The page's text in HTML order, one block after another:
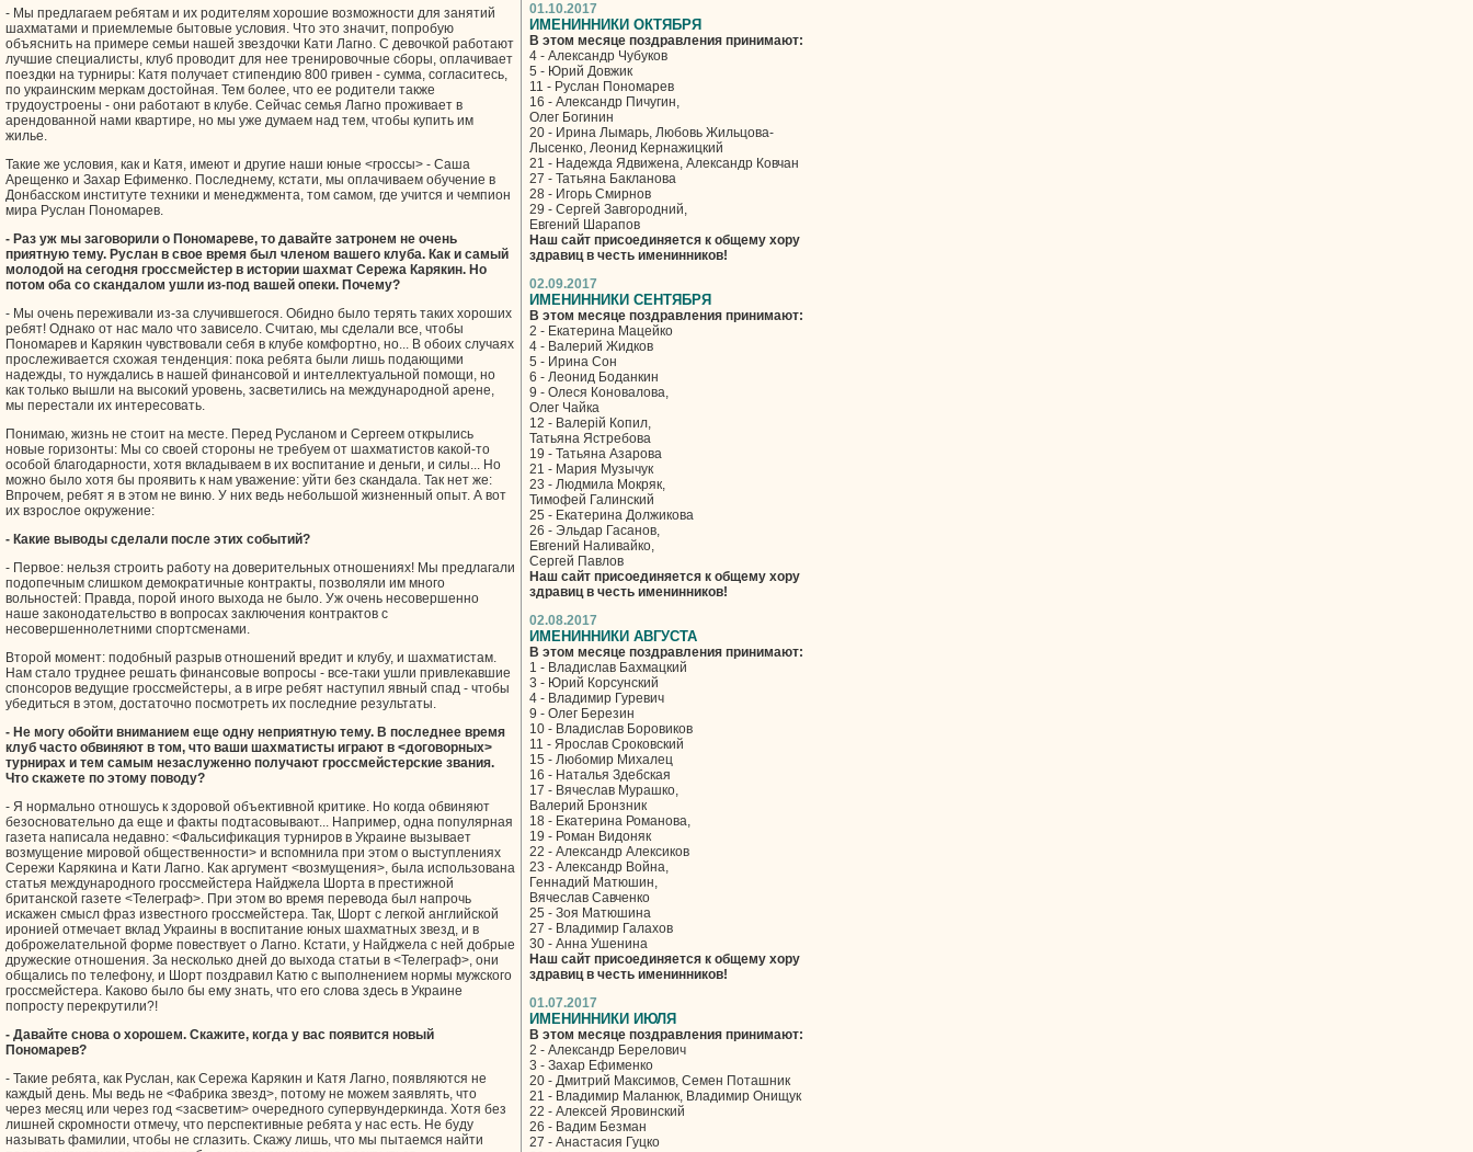
- Мы предлагаем ребятам и их родителям хорошие возможности для занятий
шахматами и приемлемые бытовые условия. Что это значит, попробую
объяснить на примере семьи нашей звездочки Кати Лагно. С девочкой работают
лучшие специалисты, клуб проводит для нее тренировочные сборы, оплачивает
поездки на турниры: Катя получает стипендию 800 гривен - сумма, согласитесь,
по украинским меркам достойная. Тем более, что ее родители также
трудоустроены - они работают в клубе. Сейчас семья Лагно проживает в
арендованной нами квартире, но мы уже думаем над тем, чтобы купить им
жилье.
Такие же условия, как и Катя, имеют и другие наши юные <гроссы> - Саша
Арещенко и Захар Ефименко. Последнему, кстати, мы оплачиваем обучение в
Донбасском институте техники и менеджмента, том самом, где учится и чемпион
мира Руслан Пономарев.
- Раз уж мы заговорили о Пономареве, то давайте затронем не очень
приятную тему. Руслан в свое время был членом вашего клуба. Как и самый
молодой на сегодня гроссмейстер в истории шахмат Сережа Карякин. Но
потом оба со скандалом ушли из-под вашей опеки. Почему?
- Мы очень переживали из-за случившегося. Обидно было терять таких хороших
ребят! Однако от нас мало что зависело. Считаю, мы сделали все, чтобы
Пономарев и Карякин чувствовали себя в клубе комфортно, но... В обоих случаях
прослеживается схожая тенденция: пока ребята были лишь подающими
надежды, то нуждались в нашей финансовой и интеллектуальной помощи, но
как только вышли на высокий уровень, засветились на международной арене,
мы перестали их интересовать.
Понимаю, жизнь не стоит на месте. Перед Русланом и Сергеем открылись
новые горизонты: Мы со своей стороны не требуем от шахматистов какой-то
особой благодарности, хотя вкладываем в их воспитание и деньги, и силы... Но
можно было хотя бы проявить к нам уважение: уйти без скандала. Так нет же:
Впрочем, ребят я в этом не виню. У них ведь небольшой жизненный опыт. А вот
их взрослое окружение:
- Какие выводы сделали после этих событий?
- Первое: нельзя строить работу на доверительных отношениях! Мы предлагали
подопечным слишком демократичные контракты, позволяли им много
вольностей: Правда, порой иного выхода не было. Уж очень несовершенно
наше законодательство в вопросах заключения контрактов с
несовершеннолетними спортсменами.
Второй момент: подобный разрыв отношений вредит и клубу, и шахматистам.
Нам стало труднее решать финансовые вопросы - все-таки ушли привлекавшие
спонсоров ведущие гроссмейстеры, а в игре ребят наступил явный спад - чтобы
убедиться в этом, достаточно посмотреть их последние результаты.
- Не могу обойти вниманием еще одну неприятную тему. В последнее время
клуб часто обвиняют в том, что ваши шахматисты играют в <договорных>
турнирах и тем самым незаслуженно получают гроссмейстерские звания.
Что скажете по этому поводу?
- Я нормально отношусь к здоровой объективной критике. Но когда обвиняют
безосновательно да еще и факты подтасовывают... Например, одна популярная
газета написала недавно: <Фальсификация турниров в Украине вызывает
возмущение мировой общественности> и вспомнила при этом о выступлениях
Сережи Карякина и Кати Лагно. Как аргумент <возмущения>, была использована
статья международного гроссмейстера Найджела Шорта в престижной
британской газете <Телеграф>. При этом во время перевода был напрочь
искажен смысл фраз известного гроссмейстера. Так, Шорт с легкой английской
иронией отмечает вклад Украины в воспитание юных шахматных звезд, и в
доброжелательной форме повествует о Лагно. Кстати, у Найджела с ней добрые
дружеские отношения. За несколько дней до выхода статьи в <Телеграф>, они
общались по телефону, и Шорт поздравил Катю с выполнением нормы мужского
гроссмейстера. Каково было бы ему знать, что его слова здесь в Украине
попросту перекрутили?!
- Давайте снова о хорошем. Скажите, когда у вас появится новый
Пономарев?
- Такие ребята, как Руслан, как Сережа Карякин и Катя Лагно, появляются не
каждый день. Мы ведь не <Фабрика звезд>, потому не можем заявлять, что
через месяц или через год <засветим> очередного супервундеркинда. Хотя без
лишней скромности отмечу, что перспективные ребята у нас есть. Не буду
называть фамилии, чтобы не сглазить. Скажу лишь, что мы пытаемся найти
01.10.2017
ИМЕНИННИКИ ОКТЯБРЯ
В этом месяце поздравления принимают:
4 - Александр Чубуков
5 - Юрий Довжик
11 - Руслан Пономарев
16 - Александр Пичугин,
Олег Богинин
20 - Ирина Лымарь, Любовь Жильцова-
Лысенко, Леонид Кернажицкий
21 - Надежда Ядвижена, Александр Ковчан
27 - Татьяна Бакланова
28 - Игорь Смирнов
29 - Сергей Завгородний,
Евгений Шарапов
Наш сайт присоединяется к общему хору
здравиц в честь именинников!
02.09.2017
ИМЕНИННИКИ СЕНТЯБРЯ
В этом месяце поздравления принимают:
2 - Екатерина Мацейко
4 - Валерий Жидков
5 - Ирина Сон
6 - Леонид Боданкин
9 - Олеся Коновалова,
Олег Чайка
12 - Валерій Копил,
Татьяна Ястребова
19 - Татьяна Азарова
21 - Мария Музычук
23 - Людмила Мокряк,
Тимофей Галинский
25 - Екатерина Должикова
26 - Эльдар Гасанов,
Евгений Наливайко,
Сергей Павлов
Наш сайт присоединяется к общему хору
здравиц в честь именинников!
02.08.2017
ИМЕНИННИКИ АВГУСТА
В этом месяце поздравления принимают:
1 - Владислав Бахмацкий
3 - Юрий Корсунский
4 - Владимир Гуревич
9 - Олег Березин
10 - Владислав Боровиков
11 - Ярослав Сроковский
15 - Любомир Михалец
16 - Наталья Здебская
17 - Вячеслав Мурашко,
Валерий Бронзник
18 - Екатерина Романова,
19 - Роман Видоняк
22 - Александр Алексиков
23 - Александр Война,
Геннадий Матюшин,
Вячеслав Савченко
25 - Зоя Матюшина
27 - Владимир Галахов
30 - Анна Ушенина
Наш сайт присоединяется к общему хору
здравиц в честь именинников!
01.07.2017
ИМЕНИННИКИ ИЮЛЯ
В этом месяце поздравления принимают:
2 - Александр Берелович
3 - Захар Ефименко
20 - Дмитрий Максимов, Семен Поташник
21 - Владимир Маланюк, Владимир Онищук
22 - Алексей Яровинский
26 - Вадим Безман
27 - Анастасия Гуцко